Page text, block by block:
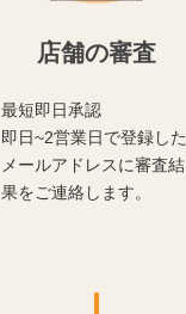
店舗の審査
最短即日承認
即日~2営業日で登録した
メールアドレスに審査結
果をご連絡します。